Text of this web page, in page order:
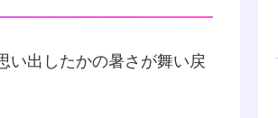
い出したかの暑さが舞い戻